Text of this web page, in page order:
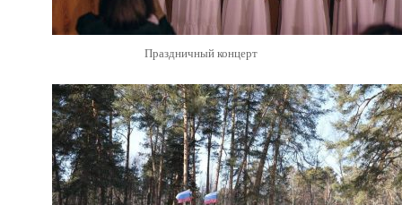
Праздничный концерт